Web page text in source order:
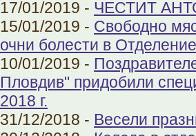
17/01/2019 - ЧЕСТИТ
15/01/2019 - Свободно
очни болести в
10/01/2019 -
Пловдив" придобили
2018 г.
31/12/2018 - Весели